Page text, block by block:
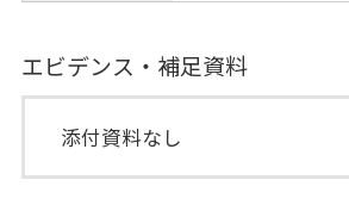
エビデンス・補足資料
添付資料なし